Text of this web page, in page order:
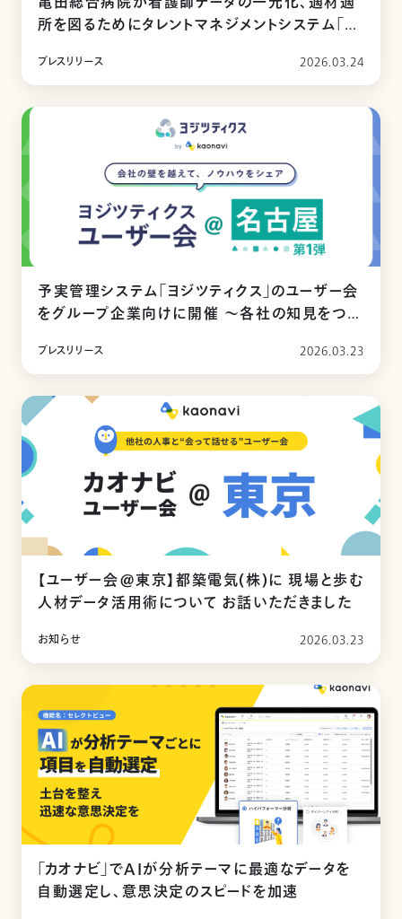
所を図るためにタレントマネジメントシステム「カ
プレスリリース 2026.03.24
予実管理システム「ヨジツティクス」のユーザー会
をグループ企業向けに開催 ～各社の知見をつな
プレスリリース 2026.03.23
【ユーザー会@東京】都築電気(株)に 現場と歩む
人材データ活用術について お話いただきました
お知らせ 2026.03.23
「カオナビ」でAIが分析テーマに最適なデータを
自動選定し、意思決定のスピードを加速